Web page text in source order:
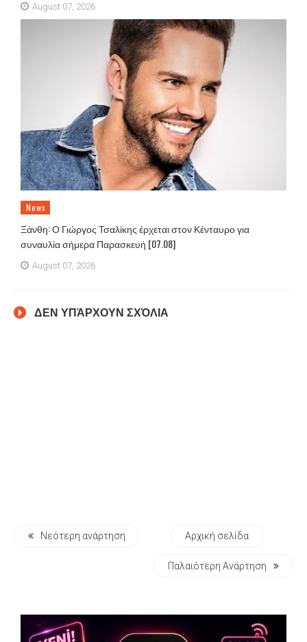
August 07, 2026
News
Ξάνθη: Ο Γιώργος Τσαλίκης έρχεται στον Κένταυρο για
συναυλία σήμερα Παρασκευή [07.08]
August 07, 2026
ΔΕΝ ΥΠΆΡΧΟΥΝ ΣΧΌΛΙΑ
Νεότερη ανάρτηση Αρχική σελίδα
Παλαιότερη Ανάρτηση